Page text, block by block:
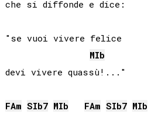
che si diffonde e dice:
"se vuoi vivere felice
MIb
devi vivere quassù!..."
FAm SIb7 MIb FAm SIb7 MIb